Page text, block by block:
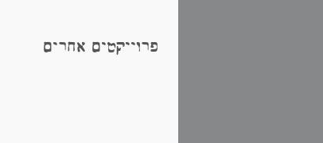
פרוייקטים אחרים